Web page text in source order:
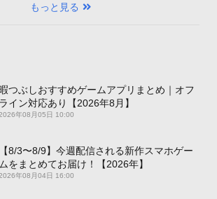
もっと見る
つぶしおすすめゲームアプリまとめ｜オフ
ライン対応あり【2026年8月】
年08月05日 10:00
【8/3〜8/9】今週配信される新作スマホゲー
ムをまとめてお届け！【2026年】
年08月04日 16:00